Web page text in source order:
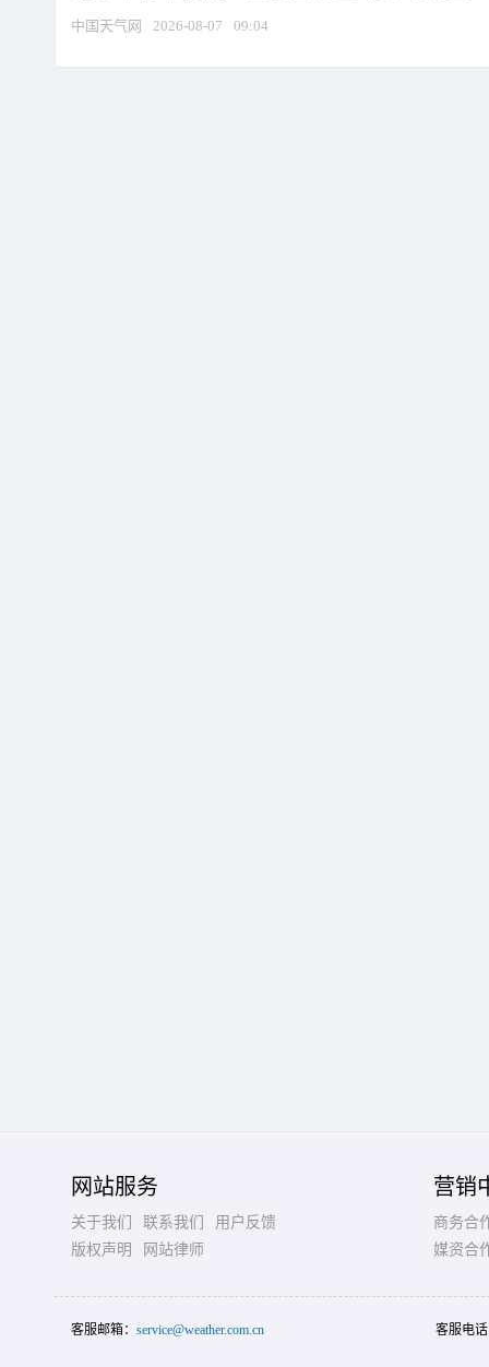
中国天气网 2026-08-07 09:04
网站服务
关于我们 联系我们
用户反馈
版权声明
网站律师
营销
商务合
媒资合
客服邮箱： service@weather.com.cn 客服电